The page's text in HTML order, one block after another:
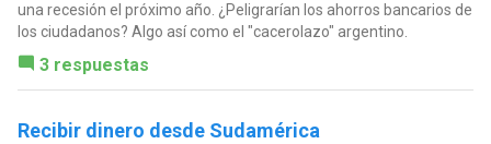
una recesión el próximo año. ¿Peligrarían los ahorros bancarios de
los ciudadanos? Algo así como el "cacerolazo" argentino.
3 respuestas
Recibir dinero desde Sudamérica